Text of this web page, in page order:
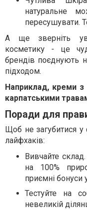
натуральне
пересушувати.
А ще зверніть
косметику - це
брендів поєднують
підходом.
Наприклад, креми
карпатськими
Поради для
Щоб не загубитися у
лайфхаків:
Вивчайте
на 100%
приємні бонуси
Тестуйте на
невеликій